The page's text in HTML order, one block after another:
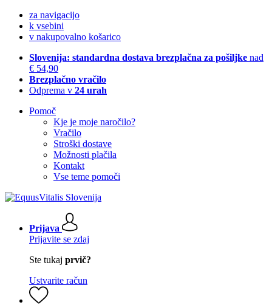
za navigacijo
k vsebini
v nakupovalno košarico
Slovenija: standardna dostava brezplačna za pošiljke nad
€ 54,90
Brezplačno vračilo
Odprema v 24 urah
Pomoč
Kje je moje naročilo?
Vračilo
Stroški dostave
Možnosti plačila
Kontakt
Vse teme pomoči
Prijava
Prijavite se zdaj
Ste tukaj prvič?
Ustvarite račun